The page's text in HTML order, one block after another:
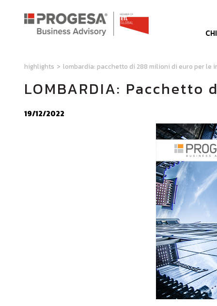
highlights > lombardia: pacchetto di 288 milioni di euro per le
LOMBARDIA:
19/12/2022